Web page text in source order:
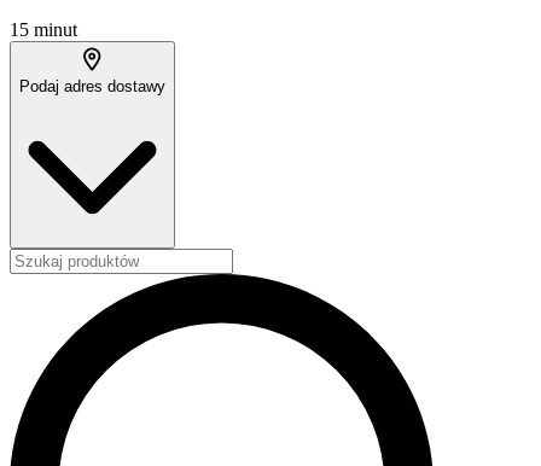
15 minut
Podaj adres dostawy